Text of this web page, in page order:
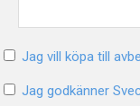
Jag vill köpa till
Jag godkänner